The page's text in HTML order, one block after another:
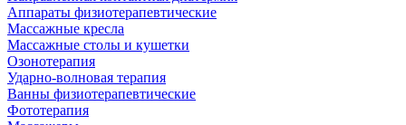
Аппараты физиотерапевтические
Массажные кресла
Массажные столы и кушетки
Озонотерапия
Ударно-волновая терапия
Ванны физиотерапевтические
Фототерапия